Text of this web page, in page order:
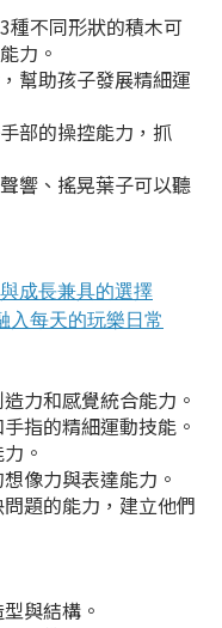
種不同形狀的積木可
力。
幫助孩子發展精細運
部的操控能力，抓
響、搖晃葉子可以聽
成長兼具的選擇
入每天的玩樂日常
力和感覺統合能力。
指的精細運動技能。
。
像力與表達能力。
題的能力，建立他們
與結構。